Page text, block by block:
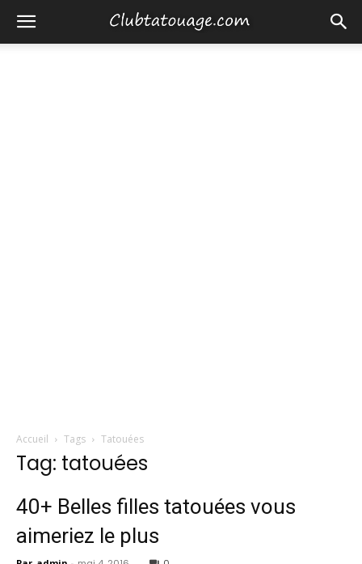
Accueil Tags Tatouées
Tag: tatouées
40+ Belles filles tatouées vous
aimeriez le plus